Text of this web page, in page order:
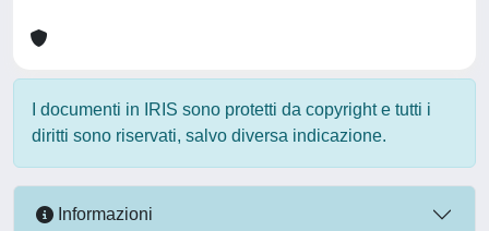
I documenti in IRIS sono protetti da copyright e tutti i
diritti sono riservati, salvo diversa indicazione.
Informazioni